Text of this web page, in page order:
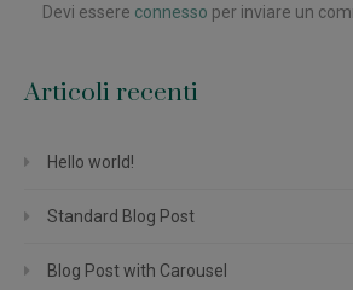
Devi essere connesso per inviare un
Articoli recenti
Hello world!
Standard Blog Post
Blog Post with Carousel